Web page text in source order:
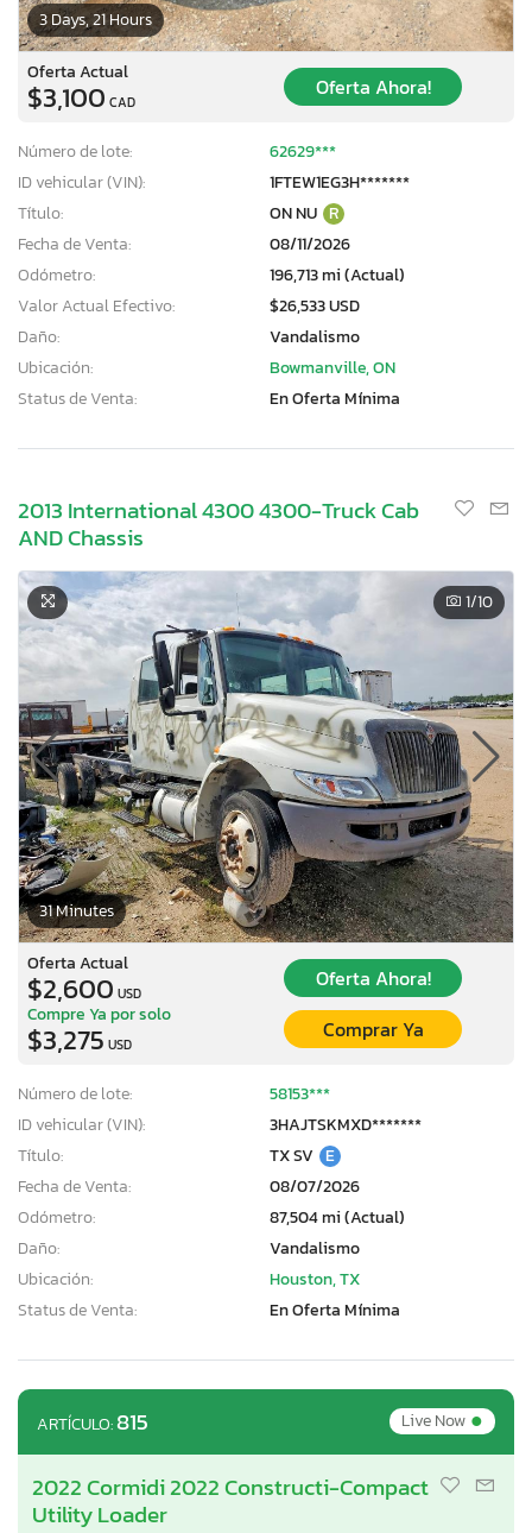
3 Days, 21 Hours
Oferta Actual
$3,100 CAD
Oferta Ahora!
Número de lote:
62629***
ID vehicular (VIN):
1FTEW1EG3H*******
Título:
ON NU R
Fecha de Venta:
08/11/2026
Odómetro:
196,713 mi (Actual)
Valor Actual Efectivo:
$26,533 USD
Daño:
Vandalismo
Ubicación:
Bowmanville, ON
Status de Venta:
En Oferta Mínima
2013 International 4300 4300-Truck Cab
AND Chassis
31 Minutes
1/10
Oferta Actual
$2,600 USD
Oferta Ahora!
Compre Ya por solo
$3,275 USD
Comprar Ya
Número de lote:
58153***
ID vehicular (VIN):
3HAJTSKMXD*******
Título:
TX SV E
Fecha de Venta:
08/07/2026
Odómetro:
87,504 mi (Actual)
Daño:
Vandalismo
Ubicación:
Houston, TX
Status de Venta:
En Oferta Mínima
ARTÍCULO:815 Live Now•
2022 Cormidi 2022 Constructi-Compact
Utility Loader